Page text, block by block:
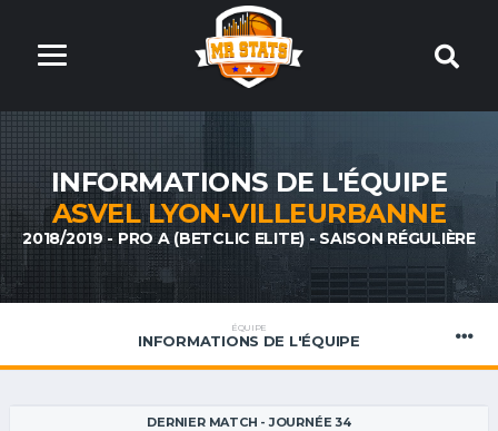
INFORMATIONS DE L'ÉQUIPE
ASVEL LYON-VILLEURBANNE
2018/2019 - PRO A (BETCLIC ELITE) - SAISON RÉGULIÈRE
ÉQUIPE
INFORMATIONS DE L'ÉQUIPE
DERNIER MATCH - JOURNÉE 34